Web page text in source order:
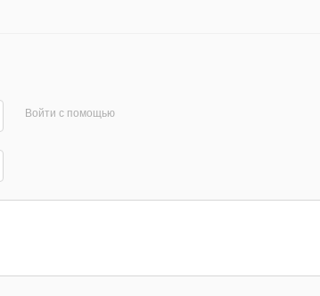
Войти с помощью